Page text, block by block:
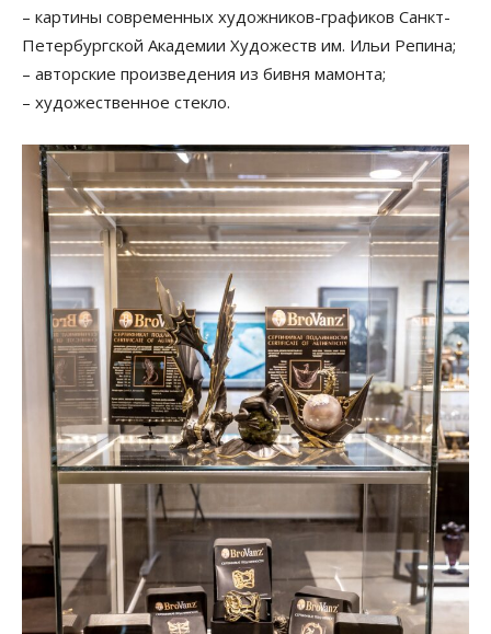
– картины современных художников-графиков Санкт-
Петербургской Академии Художеств им. Ильи Репина;
– авторские произведения из бивня мамонта;
– художественное стекло.